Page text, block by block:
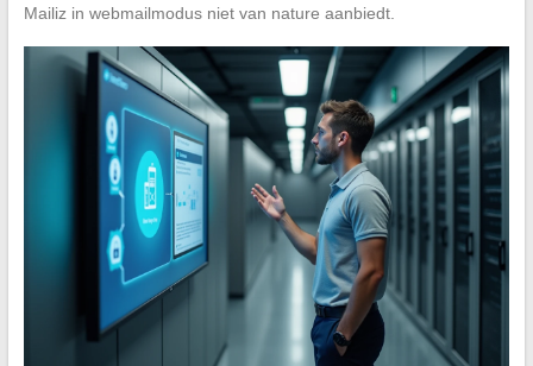
Mailiz in webmailmodus niet van nature aanbiedt.